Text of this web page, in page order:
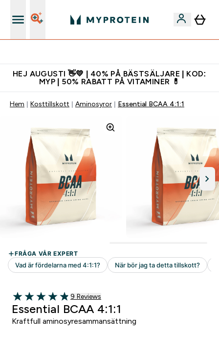
HEJ AUGUSTI 👋💛 | 40% PÅ BÄSTSÄLJARE | KOD:
MYP | 50% RABATT PÅ VITAMINER 💊
Hem Kosttillskott Aminosyror Essential BCAA 4:1:1
4.89 out of 5 stars
9 customer reviews
9 Reviews
Essential BCAA 4:1:1
Kraftfull aminosyresammansättning